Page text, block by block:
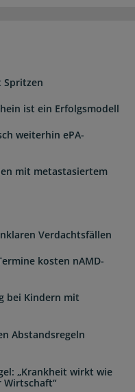
Spritzen
ist ein Erfolgsmodell
weiterhin ePA-
mit metastasiertem
Verdachtsfällen
kosten nAMD-
bei Kindern mit
Abstandsregeln
„Krankheit wirkt wie
Wirtschaft“